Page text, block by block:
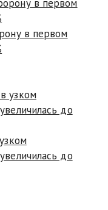
в первом
до